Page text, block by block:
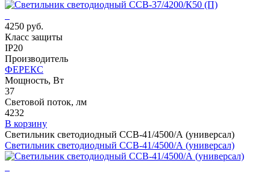
4250 руб.
Класс защиты
IP20
Производитель
ФЕРЕКС
Мощность, Вт
37
Световой поток, лм
4232
В корзину
Светильник светодиодный ССВ-41/4500/А (универсал)
Светильник светодиодный ССВ-41/4500/А (универсал)